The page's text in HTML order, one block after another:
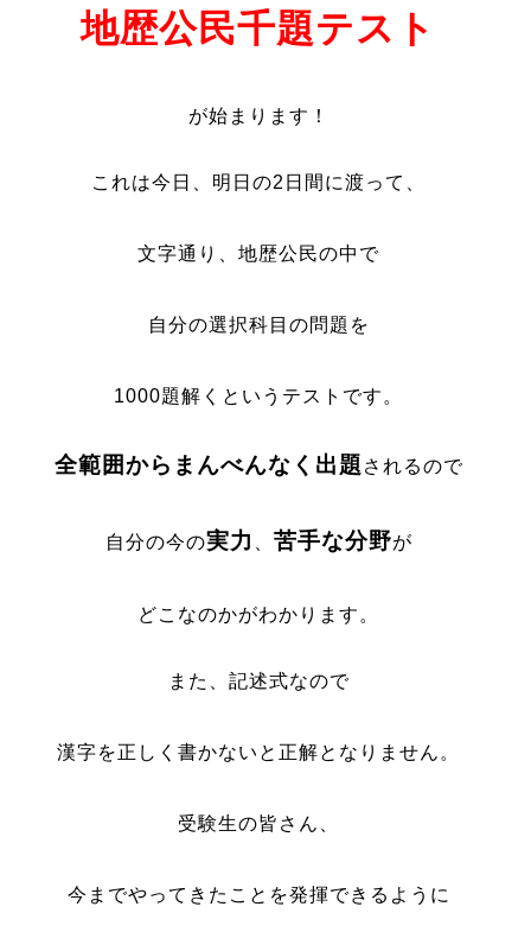
地歴公民千題テスト
が始まります！
これは今日、明日の2日間に渡って、
文字通り、地歴公民の中で
自分の選択科目の問題を
1000題解くというテストです。
全範囲からまんべんなく出題 されるので
自分の今の実力 苦手な分野が
どこなのかがわかります。
また、記述式なので
漢字を正しく書かないと正解となりません。
受験生の皆さん、
今までやってきたことを発揮できるように